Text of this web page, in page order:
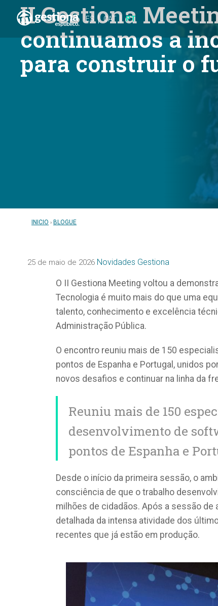
ES CAT PT
II Gestiona
continuamos a
para construir o
INICIO BLOGUE
25 de maio de 2026 Novidades Gestiona
O II Gestiona Meeting voltou a
Tecnologia é muito mais do que uma
talento, conhecimento e excelência
Administração Pública.
O encontro reuniu mais de 150
pontos de Espanha e Portugal, unidos
novos desafios e continuar na linha da
Reuniu mais de 150
desenvolvimento de
pontos de Espanha e
Desde o início da primeira sessão, o
consciência de que o trabalho
milhões de cidadãos. Após a sessão
detalhada da intensa atividade dos
recentes que já estão em produção.